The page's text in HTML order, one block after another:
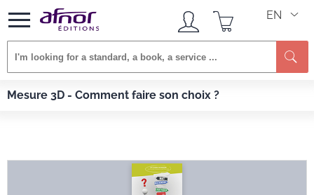
EN
Mesure 3D - Comment faire son choix ?
Afnor EDITIONS Books Mesure 3D - Comment faire son choix ?